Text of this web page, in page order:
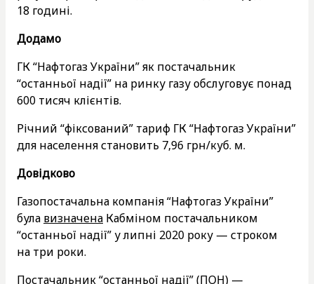
18 годині.
Додамо
ГК “Нафтогаз України” як постачальник
“останньої надії” на ринку газу обслуговує понад
600 тисяч клієнтів.
Річний “фіксований” тариф ГК “Нафтогаз України”
для населення становить 7,96 грн/куб. м.
Довідково
Газопостачальна компанія “Нафтогаз України”
була визначена Кабміном постачальником
“останньої надії” у липні 2020 року — строком
на три роки.
Постачальник “останньої надії” (ПОН) —